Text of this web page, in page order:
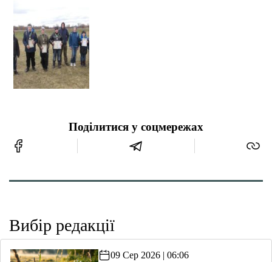
Поділитися у соцмережах
Вибір редакції
09 Сер 2026 | 06:06